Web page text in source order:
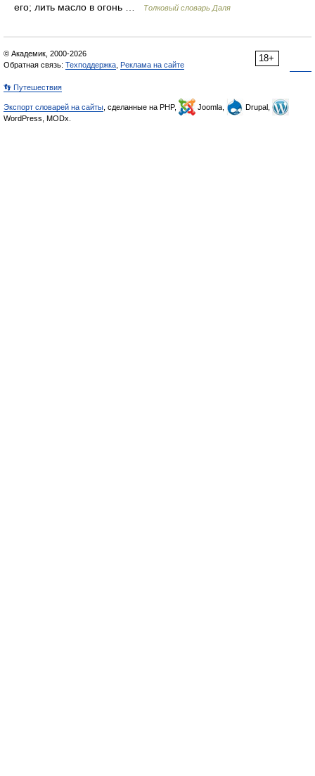
его; лить масло в огонь …
Толковый словарь Даля
18+
© Академик, 2000-2026
Обратная связь: Техподдержка Реклама на сайте
👣 Путешествия
Экспорт словарей на сайты , сделанные на PHP, Joomla,
Drupal,
WordPress, MODx.